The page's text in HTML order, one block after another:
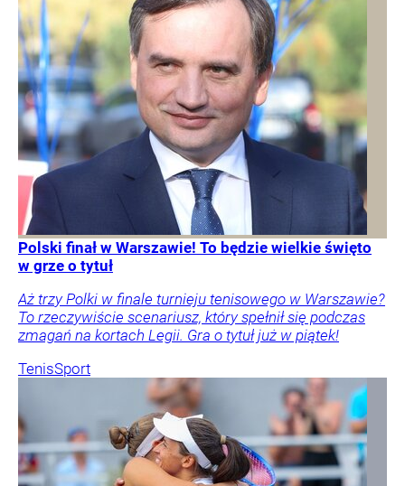
Polski finał w Warszawie! To będzie wielkie święto
w grze o tytuł
Aż trzy Polki w finale turnieju tenisowego w Warszawie?
To rzeczywiście scenariusz, który spełnił się podczas
zmagań na kortach Legii. Gra o tytuł już w piątek!
TenisSport